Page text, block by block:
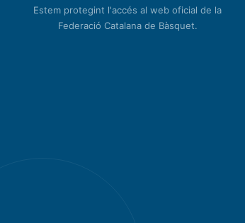
Estem protegint l'accés al web oficial de la
Federació Catalana de Bàsquet.